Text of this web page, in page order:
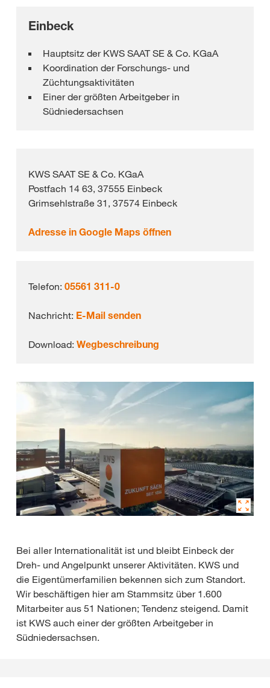
Einbeck
Hauptsitz der KWS SAAT SE & Co. KGaA
Koordination der Forschungs- und
Züchtungsaktivitäten
Einer der größten Arbeitgeber in
Südniedersachsen
KWS SAAT SE & Co. KGaA
Postfach 14 63, 37555 Einbeck
Grimsehlstraße 31, 37574 Einbeck
Adresse in Google Maps öffnen
Telefon: 05561 311-0
Nachricht: E-Mail senden
Download: Wegbeschreibung
Bei aller Internationalität ist und bleibt Einbeck der
Dreh- und Angelpunkt unserer Aktivitäten. KWS und
die Eigentümerfamilien bekennen sich zum Standort.
Wir beschäftigen hier am Stammsitz über 1.600
Mitarbeiter aus 51 Nationen; Tendenz steigend. Damit
ist KWS auch einer der größten Arbeitgeber in
Südniedersachsen.